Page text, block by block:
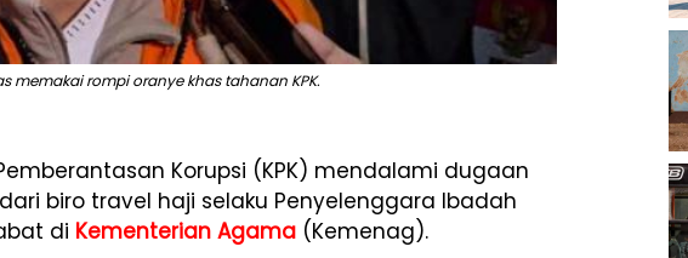
memakai rompi oranye khas tahanan KPK.
Korupsi (KPK) mendalami dugaan
biro travel haji selaku Penyelenggara Ibadah
di Kementerian Agama (Kemenag).